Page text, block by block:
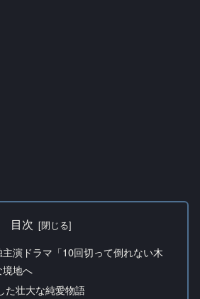
目次
演ドラマ「10回切って倒れない木
境地へ
た壮大な純愛物語